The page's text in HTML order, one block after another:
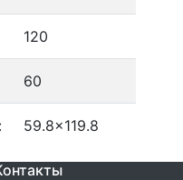
120
60
: 59.8x119.8